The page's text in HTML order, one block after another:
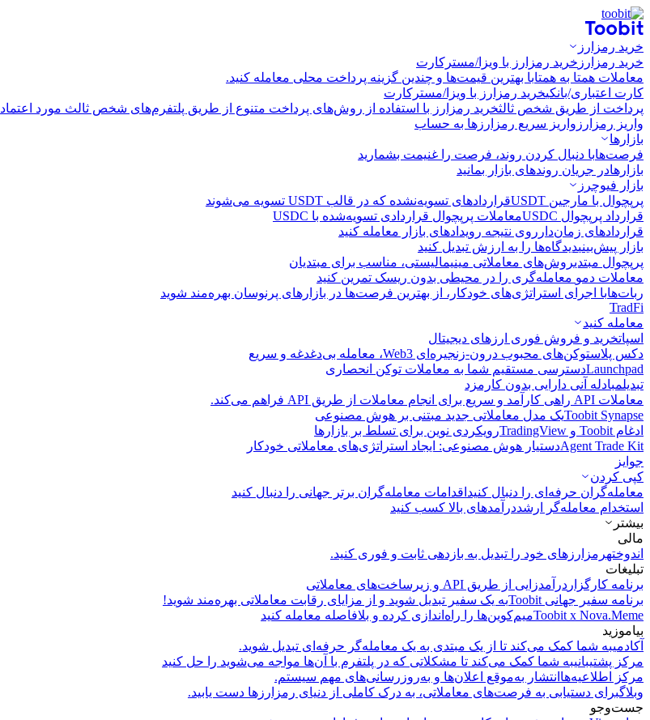
خرید رمزارز
خرید رمزارز خرید رمزارز با ویزا/مسترکارت
معاملات همتا به همتابا بهترین قیمت‌ها و چندین گزینه پرداخت محلی معامله کنید.
کارت اعتباری/بانکیخرید رمزارز با ویزا/مسترکارت
پرداخت از طریق شخص ثالثخرید رمزارز با استفاده از روش‌های پرداخت متنوع از طریق پلتفرم‌های شخص ثالث مورد اعتماد
واریز رمزارز واریز سریع رمزارزها به حساب
بازارها
فرصت‌هابا دنبال کردن روند، فرصت را غنیمت بشمارید
بازارهادر جریان روندهای بازار بمانید
بازار فیوچرز
پرپچوال با مارجین USDT
قراردادهای تسویه‌نشده که در قالب USDT تسویه می‌شوند
قرارداد پرپچوال USDC
معاملات پرپچوال قراردادی تسویه‌شده با USDC
قراردادهای زمان‌دار روی نتیجه رویدادهای بازار معامله کنید
بازار پیش‌بینیدیدگاه‌ها را به ارزش تبدیل کنید
پرپچوال مبتدیروش‌های معاملاتی مینیمالیستی، مناسب برای مبتدیان
معاملات دمو معامله‌گری را در محیطی بدون ریسک تمرین کنید
ربات‌هابا اجرای استراتژی‌های خودکار، از بهترین فرصت‌ها در بازارهای پرنوسان بهره‌مند شوید
TradFi
معامله کنید
اسپاتخرید و فروش فوری ارزهای دیجیتال
دکس پلاستوکن‌های محبوب درون-زنجیره‌ای Web3، معامله بی‌دغدغه و سریع
Launchpadدسترسی مستقیم شما به معاملات توکن انحصاری
تبدیلمبادله آنی دارایی بدون کارمزد
معاملات API
راهی کارآمد و سریع برای انجام معاملات از طریق API فراهم می‌کند.
Toobit Synapseیک مدل معاملاتی جدید مبتنی بر هوش مصنوعی
ادغام Toobit و TradingView
رویکردی نوین برای تسلط بر بازارها
Agent Trade Kitدستیار هوش مصنوعی: ایجاد استراتژی‌های معاملاتی خودکار
جوایز
کپی‌ کردن
معامله‌گران حرفه‌ای را دنبال کنید اقدامات معامله‌گران برتر جهانی را دنبال کنید
استخدام معامله‌گر ارشددرآمد‌های بالا کسب کنید
بیشتر
مالی
اندوختهرمزارزهای خود را تبدیل به بازدهی ثابت و فوری کنید.
تبلیغات
برنامه کارگزار درآمدزایی از طریق API و زیرساخت‌های معاملاتی
برنامه سفیر جهانی Toobit
به یک سفیر تبدیل شوید و از مزایای رقابت معاملاتی بهره‌مند شوید!
Toobit x Nova.Memeمیم‌کوین‌ها را راه‌اندازی کرده و بلافاصله معامله کنید
بیاموزید
آکادمیبه شما کمک می‌کند تا از یک مبتدی به یک معامله‌گر حرفه‌ای تبدیل شوید.
مرکز پشتیبانیبه شما کمک می‌کند تا مشکلاتی که در پلتفرم با آن‌ها مواجه می‌شوید را حل کنید
مرکز اطلاعیه‌ها انتشار به‌موقع اعلان‌ها و به‌روزرسانی‌های مهم سیستم.
وبلاگبرای دستیابی به فرصت‌های معاملاتی، به درک کاملی از دنیای رمزارزها دست یابید.
جست‌وجو